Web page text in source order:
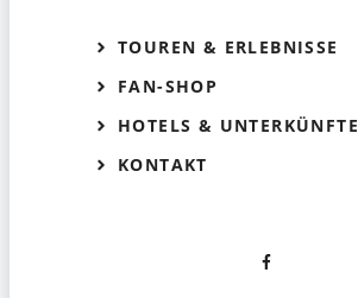
TOUREN & ERLEBNISSE
FAN-SHOP
HOTELS & UNTERKÜNFTE
KONTAKT